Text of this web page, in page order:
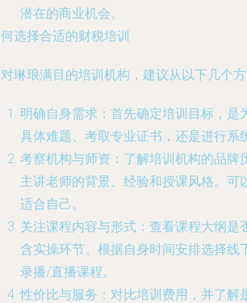
潜在的商业机会。
选择合适的财税培训
琳琅满目的培训机构，建议从以下几个方
明确自身需求 ：首先确定培训目标，
具体难题、考取专业证书，还是进行系
考察机构与师资 ：了解培训机构的品
主讲老师的背景、经验和授课风格。可
适合自己。
关注课程内容与形式 ：查看课程大纲
含实操环节。根据自身时间安排选择线
录播/直播课程。
性价比与服务 ：对比培训费用，并了